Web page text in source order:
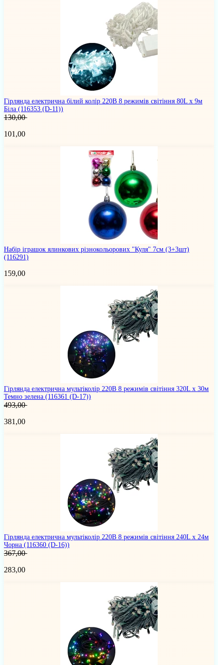
Гірлянда електрична білий колір 220В 8 режимів світіння 80L х 9м
Біла (116353 (D-11))
130,00
101,00
Набір іграшок ялинкових різнокольорових "Куля" 7см (3+3шт)
(116291)
159,00
Гірлянда електрична мультіколір 220В 8 режимів світіння 320L х 30м
Темно зелена (116361 (D-17))
493,00
381,00
Гірлянда електрична мультіколір 220В 8 режимів світіння 240L х 24м
Чорна (116360 (D-16))
367,00
283,00